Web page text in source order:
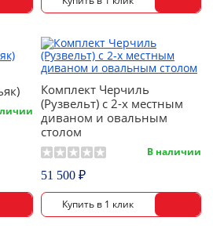
Комплект Черчиль
(Рузвельт) с 2-х местным
диваном и овальным
столом
В наличии
51 500 ₽